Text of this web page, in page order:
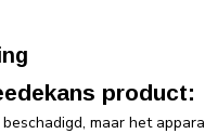
product:
maar het